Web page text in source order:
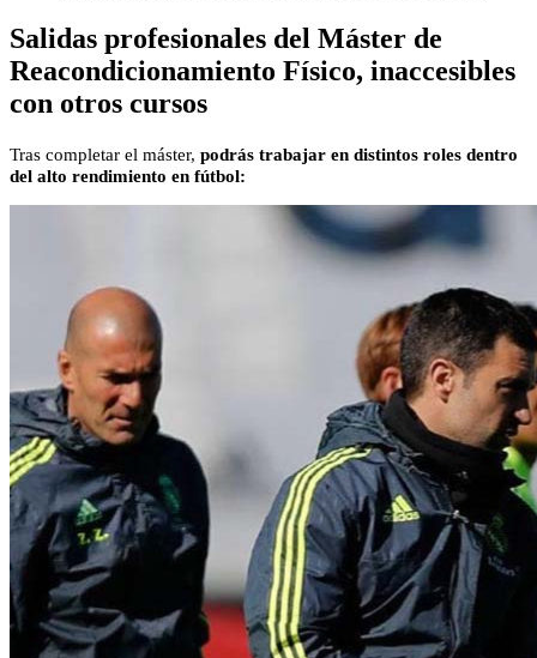
Salidas profesionales del Máster de
Reacondicionamiento Físico, inaccesibles
con otros cursos
Tras completar el máster, podrás trabajar en distintos roles dentro
del alto rendimiento en fútbol: